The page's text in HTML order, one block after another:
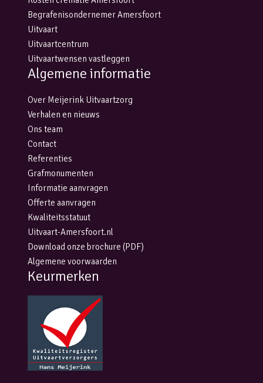
Begrafenisondernemer Amersfoort
Uitvaart
Uitvaartcentrum
Uitvaartwensen vastleggen
Algemene informatie
Over Meijerink Uitvaartzorg
Verhalen en nieuws
Ons team
Contact
Referenties
Grafmonumenten
Informatie aanvragen
Offerte aanvragen
Kwaliteitsstatuut
Uitvaart-Amersfoort.nl
Download onze brochure (PDF)
Algemene voorwaarden
Keurmerken